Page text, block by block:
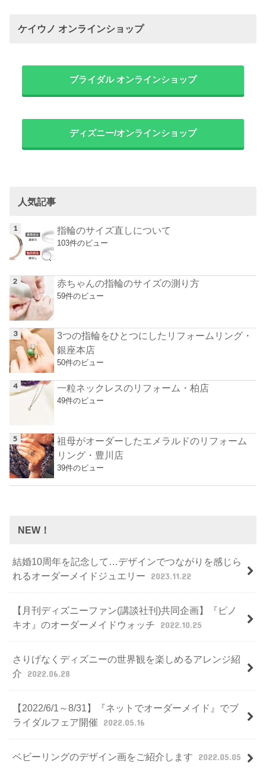
ケイウノ オンラインショップ
ブライダル オンラインショップ
ディズニー/オンラインショップ
人気記事
指輪のサイズ直しについて
103件のビュー
赤ちゃんの指輪のサイズの測り方
59件のビュー
3つの指輪をひとつにしたリフォームリング・
銀座本店
50件のビュー
一粒ネックレスのリフォーム・柏店
49件のビュー
祖母がオーダーしたエメラルドのリフォーム
リング・豊川店
39件のビュー
NEW！
結婚10周年を記念して…デザインでつながりを感じら
れるオーダーメイドジュエリー
2023.11.22
【月刊ディズニーファン(講談社刊)共同企画】『ピノ
キオ』のオーダーメイドウォッチ
2022.10.25
さりげなくディズニーの世界観を楽しめるアレンジ紹
介
2022.06.28
【2022/6/1～8/31】『ネットでオーダーメイド』でブ
ライダルフェア開催
2022.05.16
ベビーリングのデザイン画をご紹介します 2022.05.05